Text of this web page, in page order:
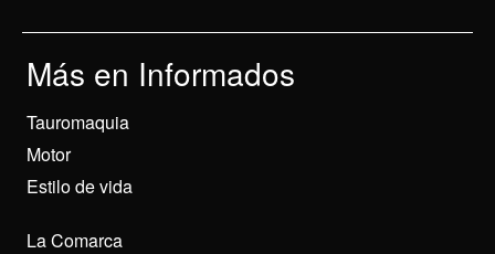
Más en Informados
Tauromaquia
Motor
Estilo de vida
La Comarca